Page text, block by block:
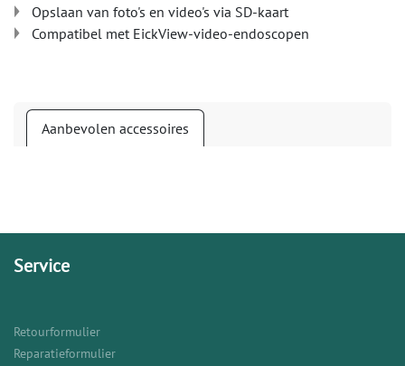
Opslaan van foto's en video's via SD-kaart
Compatibel met EickView-video-endoscopen
Aanbevolen accessoires
Service
Retourformulier
Reparatieformulier